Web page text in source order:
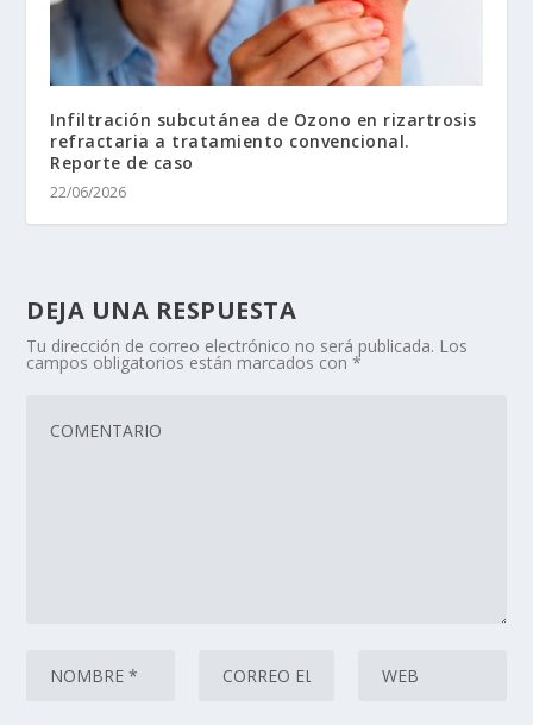
Infiltración subcutánea de Ozono en rizartrosis
refractaria a tratamiento convencional.
Reporte de caso
22/06/2026
DEJA UNA RESPUESTA
Tu dirección de correo electrónico no será publicada. Los
campos obligatorios están marcados con*